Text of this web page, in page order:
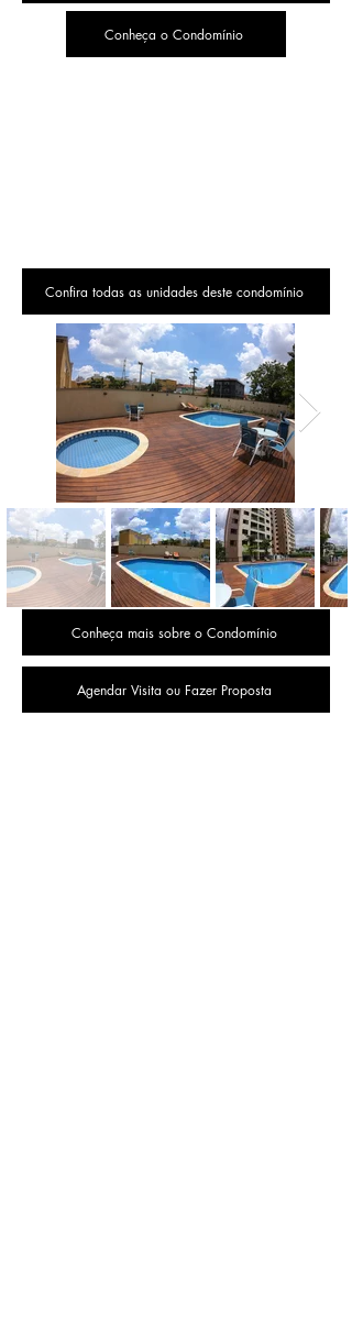
Conheça o Condomínio
Confira todas as unidades deste condomínio
Conheça mais sobre o Condomínio
Agendar Visita ou Fazer Proposta